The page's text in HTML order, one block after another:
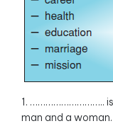
1. ……………………….. is
man and a woman.